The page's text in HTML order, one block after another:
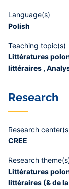
Language(s)
Polish
Teaching topic(s)
Littératures
littéraires ,
Research
Research
CREE
Research
Littératures
littéraires (& de